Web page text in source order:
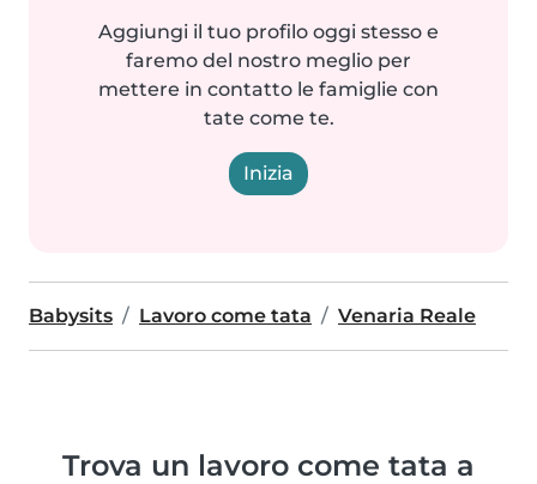
Aggiungi il tuo profilo oggi stesso e
faremo del nostro meglio per
mettere in contatto le famiglie con
tate come te.
Inizia
Babysits Lavoro come tata Venaria Reale
Trova un lavoro come tata a